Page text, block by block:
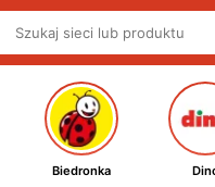
Biedronka